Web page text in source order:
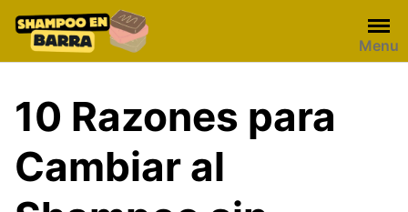
content
Menu
10 Razones para
Cambiar al